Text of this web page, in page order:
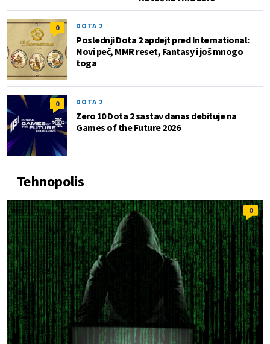
0 DOTA 2
Poslednji Dota 2 apdejt pred International:
Novi peč, MMR reset, Fantasy i još mnogo
toga
0 DOTA 2
Zero 10 Dota 2 sastav danas debituje na
Games of the Future 2026
Tehnopolis
0